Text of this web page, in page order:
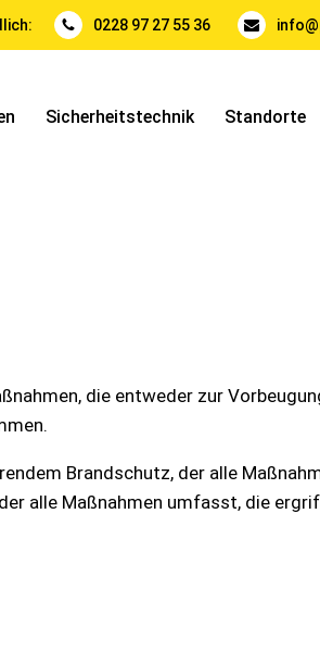
0228 97 27 55 36
Sicherheitstechnik Standorte
die entweder zur
Brandschutz, der alle
alle Maßnahmen umfasst, die